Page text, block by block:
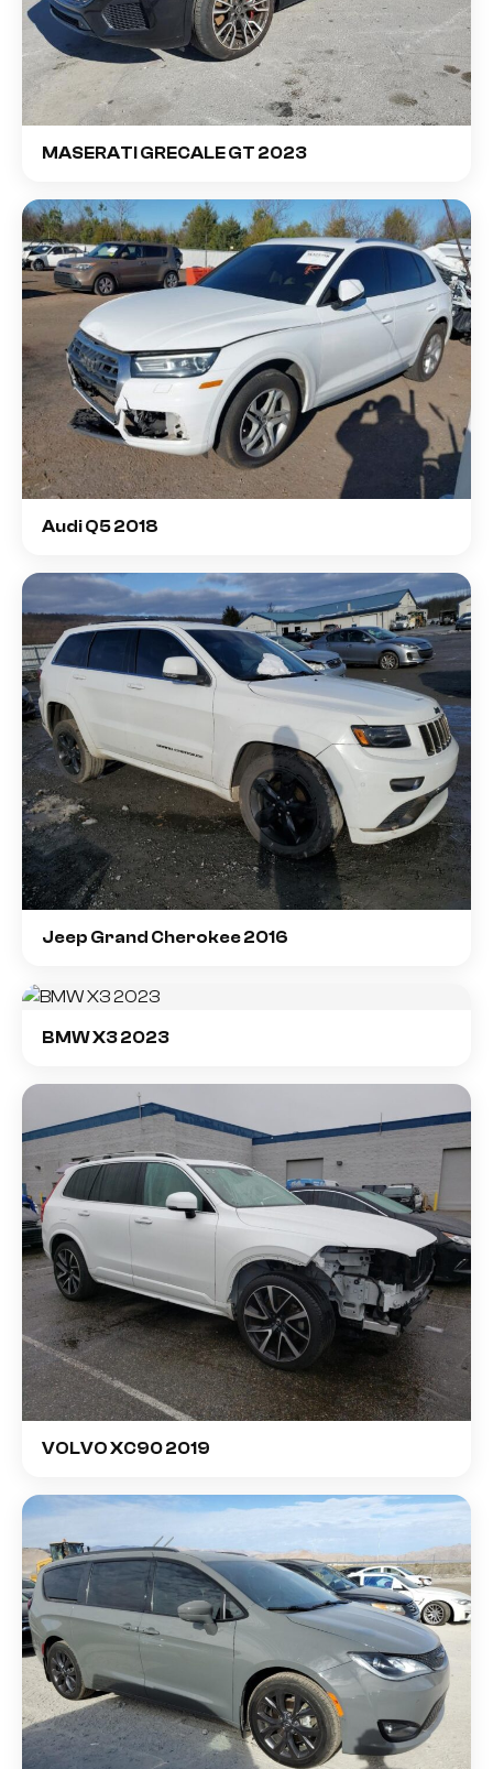
MASERATI GRECALE GT 2023
Audi Q5 2018
Jeep Grand Cherokee 2016
BMW X3 2023
VOLVO XC90 2019